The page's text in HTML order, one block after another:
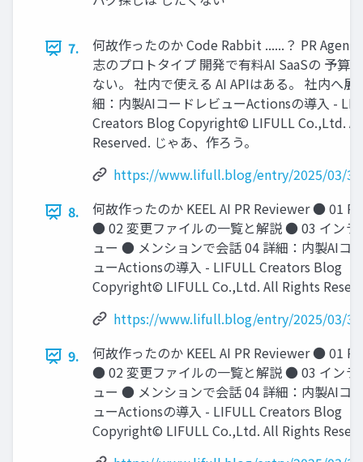
7.
何故作ったのか Code Rabbit ......？ PR Agent
志のプロトタイプ 開発で有料AI SaaSの 予算
ない。 社内で使える AI APIはある。 社内へ展
細：内製AIコードレビューActionsの導⼊ -
Creators Blog Copyright© LIFULL Co.,Ltd.
Reserved. じゃあ、作ろう。
https://www.lifull.blog/entry/2025/03/
8.
何故作ったのか KEEL AI PR Reviewer ● 01
● 02 変更ファイルの⼀覧と解説 ● 03 インラ
ュー ● メンションで会話 04 詳細：内製AIコ
ューActionsの導⼊ - LIFULL Creators Blog
Copyright© LIFULL Co.,Ltd. All Rights
https://www.lifull.blog/entry/2025/03/
9.
何故作ったのか KEEL AI PR Reviewer ● 01
● 02 変更ファイルの⼀覧と解説 ● 03 インラ
ュー ● メンションで会話 04 詳細：内製AIコ
ューActionsの導⼊ - LIFULL Creators Blog
Copyright© LIFULL Co.,Ltd. All Rights